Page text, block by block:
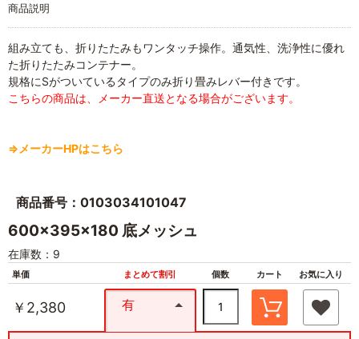
商品説明
組み立ても、折りたたみもワンタッチ操作。通気性、洗浄性に優れ
た折りたたみコンテナー。
規格にSがついているタイプのみ折り畳みレバー付きです。
こちらの商品は、メーカー直送となる場合がございます。
⇒メーカーHPはこちら
商品番号：0103034101047
600×395×180 底メッシュ
在庫数：9
単価 まとめて割引 個数 カート お気に入り
￥2,380 有